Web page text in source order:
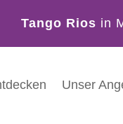
Tango Rios in
Unser